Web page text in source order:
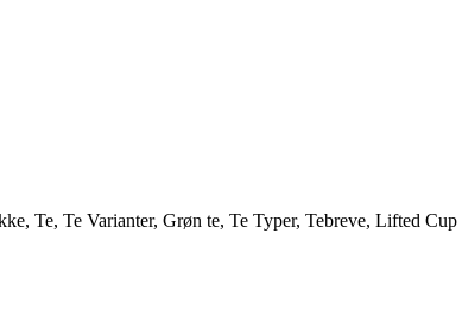
Te, Te Varianter, Grøn te, Te Typer, Tebreve, Lifted Cup